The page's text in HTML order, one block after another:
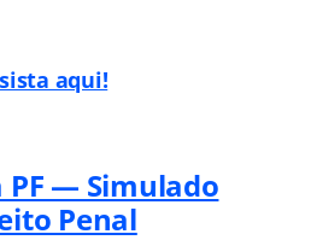
aqui!
PF — Simulado
Penal